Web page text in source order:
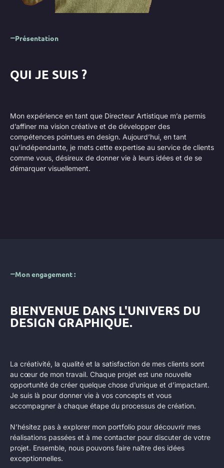
Présentation
QUI JE SUIS ?
Mon expérience en tant que Directeur Artistique m’a permis
d’affiner ma vision créative et de développer des
compétences pointues en design. Aujourd’hui, en tant
qu’indépendante, je mets cette expertise au service de clients
comme vous, désireux de donner vie à leurs idées et de se
démarquer visuellement.
Mon engagement :
BIENVENUE DANS L'UNIVERS DU
DESIGN GRAPHIQUE.
La créativité, la qualité et la satisfaction de mes clients sont
au cœur de mon travail. Chaque projet est une nouvelle
opportunité de créer quelque chose d’unique et d’impactant.
Je suis là pour donner vie à vos concepts et vous
accompagner à chaque étape du processus de création.
N’hésitez pas à explorer mon portfolio pour découvrir mes
réalisations passées et à me contacter pour discuter de votre
projet. Ensemble, nous pouvons faire naître des idées
exceptionnelles.